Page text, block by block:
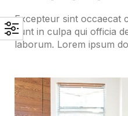
Excepteur sint occaecat
sunt in culpa qui officia
laborum. Lorem ipsum